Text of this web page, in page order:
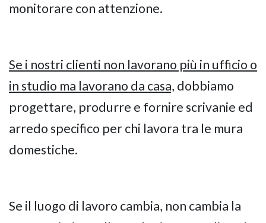
monitorare con attenzione.
Se i nostri clienti non lavorano più in ufficio o
in studio ma lavorano da casa, dobbiamo
progettare, produrre e fornire scrivanie ed
arredo specifico per chi lavora tra le mura
domestiche.
Se il luogo di lavoro cambia, non cambia la